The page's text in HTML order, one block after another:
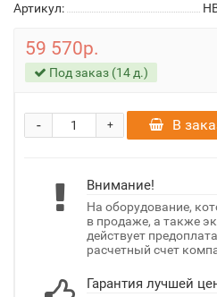
Артикул:
59 570р.
Под заказ (14 д.)
+
- В
Внимание!
На оборудование,
в продаже, а также
действует
расчетный счет
Гарантия лучшей